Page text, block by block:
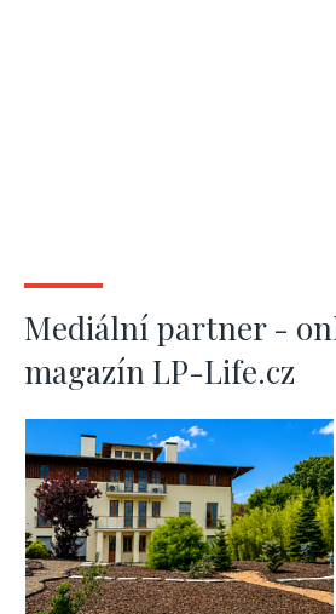
Mediální partner -
magazín LP-Life.cz